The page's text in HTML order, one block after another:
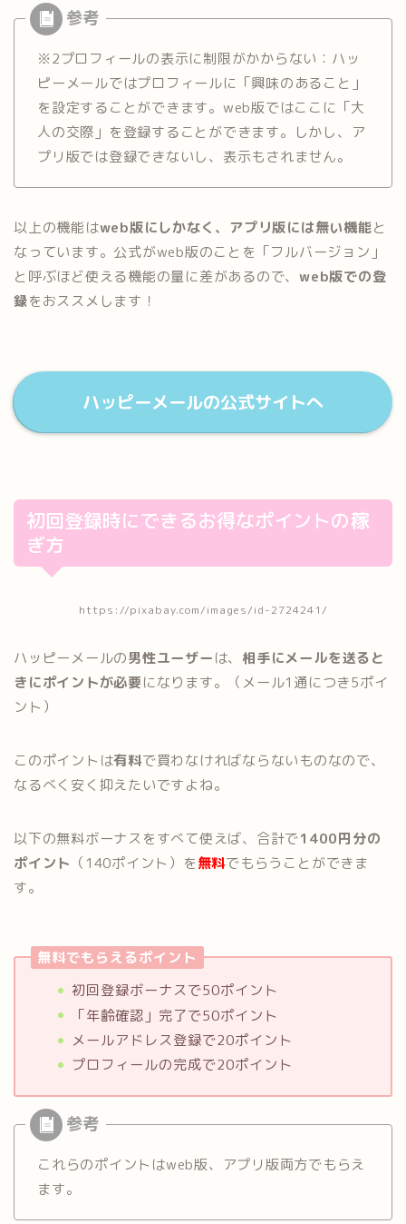
※2プロフィールの表示に制限がかからない：ハッ
ピーメールではプロフィールに「興味のあること」
を設定することができます。web版ではここに「大
人の交際」を登録することができます。しかし、ア
プリ版では登録できないし、表示もされません。
以上の機能はweb版にしかなく、アプリ版には無い機能と
なっています。公式がweb版のことを「フルバージョン」
と呼ぶほど使える機能の量に差があるので、web版での登
録をおススメします！
ハッピーメールの公式サイトへ
初回登録時にできるお得なポイントの稼
ぎ方
https://pixabay.com/images/id-2724241/
ハッピーメールの男性ユーザーは、相手にメールを送ると
きにポイントが必要になります。（メール1通につき5ポイ
ント）
このポイントは有料で買わなければならないものなので、
なるべく安く抑えたいですよね。
以下の無料ボーナスをすべて使えば、合計で1400円分の
ポイント （140ポイント）を無料でもらうことができま
す。
無料でもらえるポイント
初回登録ボーナスで50ポイント
「年齢確認」完了で50ポイント
メールアドレス登録で20ポイント
プロフィールの完成で20ポイント
これらのポイントはweb版、アプリ版両方でもらえ
ます。